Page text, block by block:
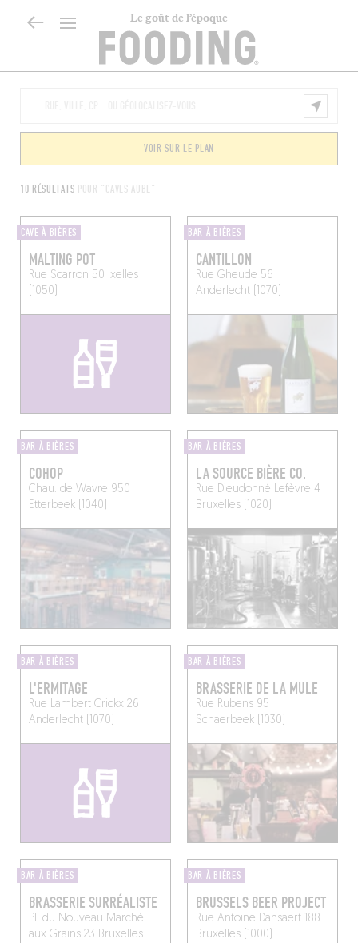
Le goût de l’époque
10 RÉSULTATS POUR "CAVES AUBE"
VOIR SUR LE PLAN
CAVE À BIÈRES
MALTING POT
Rue Scarron 50 Ixelles
(1050)
BAR À BIÈRES
CANTILLON
Rue Gheude 56
Anderlecht (1070)
BAR À BIÈRES
COHOP
Chau. de Wavre 950
Etterbeek (1040)
BAR À BIÈRES
LA SOURCE BIÈRE CO.
Rue Dieudonné Lefèvre 4
Bruxelles (1020)
BAR À BIÈRES
L'ERMITAGE
Rue Lambert Crickx 26
Anderlecht (1070)
BAR À BIÈRES
BRASSERIE DE LA MULE
Rue Rubens 95
Schaerbeek (1030)
BAR À BIÈRES
BRASSERIE SURRÉALISTE
Pl. du Nouveau Marché
aux Grains 23 Bruxelles
BAR À BIÈRES
BRUSSELS BEER PROJECT
Rue Antoine Dansaert 188
Bruxelles (1000)